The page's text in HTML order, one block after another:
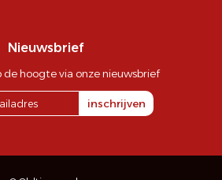
Nieuwsbrief
de hoogte via onze nieuwsbrief
inschrijven